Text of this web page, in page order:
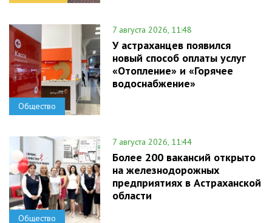
Общество
7 августа 2026, 11:48
У астраханцев появился
новый способ оплаты услуг
«Отопление» и «Горячее
водоснабжение»
Общество
7 августа 2026, 11:44
Более 200 вакансий открыто
на железнодорожных
предприятиях в Астраханской
области